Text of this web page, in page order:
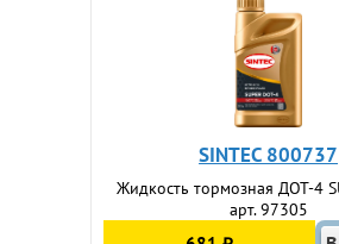
SINTEC 800737
Жидкость тормозная ДОТ-4
арт. 97305